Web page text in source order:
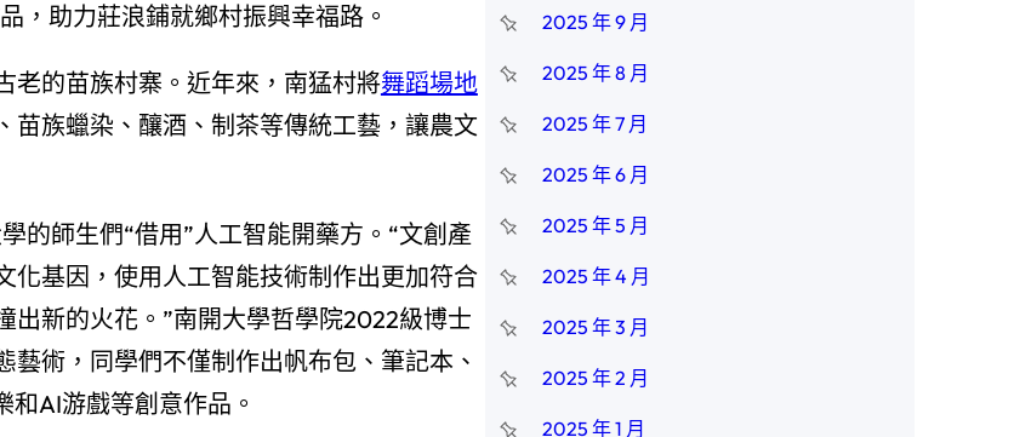
，助力莊浪鋪就鄉村振興幸福路。
老的苗族村寨。近年來，南猛村將舞蹈場地
苗族蠟染、釀酒、制茶等傳統工藝，讓農文
的師生們“借用”人工智能開藥方。“文創產
化基因，使用人工智能技術制作出更加符合
出新的火花。”南開大學哲學院2022級博士
術，同學們不僅制作出帆布包、筆記本、
AI游戲等創意作品。
2025 年 9 月
2025 年 8 月
2025 年 7 月
2025 年 6 月
2025 年 5 月
2025 年 4 月
2025 年 3 月
2025 年 2 月
2025 年 1 月